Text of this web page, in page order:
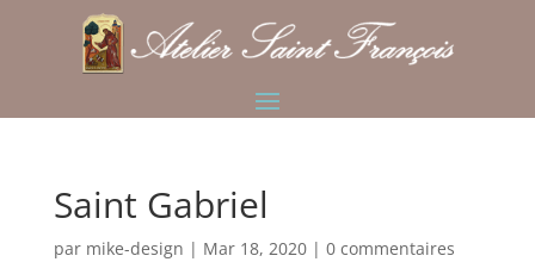
Saint Gabriel
par mike-design | Mar 18, 2020| 0 commentaires